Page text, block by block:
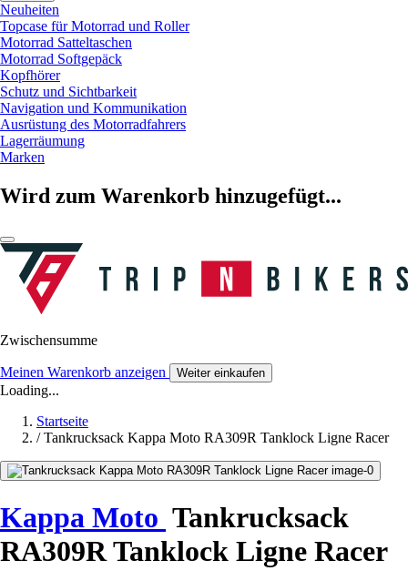
Neuheiten
Topcase für Motorrad und Roller
Motorrad Satteltaschen
Motorrad Softgepäck
Kopfhörer
Schutz und Sichtbarkeit
Navigation und Kommunikation
Ausrüstung des Motorradfahrers
Lagerräumung
Marken
Wird zum Warenkorb hinzugefügt...
Zwischensumme
Meinen Warenkorb anzeigen Weiter einkaufen
Loading...
Startseite
/ Tankrucksack Kappa Moto RA309R Tanklock Ligne Racer
Kappa Moto Tankrucksack
RA309R Tanklock Ligne Racer